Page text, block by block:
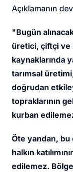
Açıklamanın
"Bugün
üretici, çiftçi ve
kaynaklarında
tarımsal
doğrudan
topraklarının
kurban
Öte yandan,
halkın
edilemez.